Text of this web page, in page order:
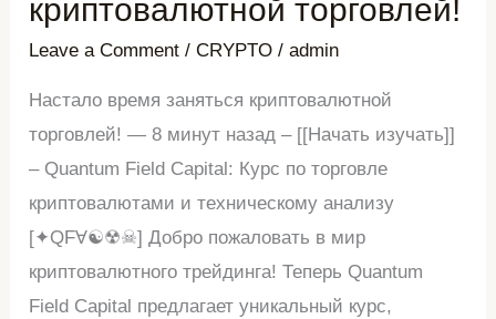
криптовалютной торговлей!
Leave a Comment /CRYPTO /admin
Настало время заняться криптовалютной
торговлей! — 8 минут назад – [[Начать изучать]]
– Quantum Field Capital: Курс по торговле
криптовалютами и техническому анализу
[✦QFⱯ☯☢☠] Добро пожаловать в мир
криптовалютного трейдинга! Теперь Quantum
Field Capital предлагает уникальный курс,
заняться
торговлей!